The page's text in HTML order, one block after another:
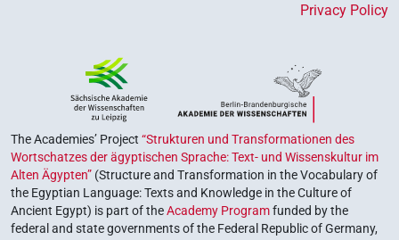
Privacy Policy
The Academies’ Project “Strukturen und Transformationen des
Wortschatzes der ägyptischen Sprache: Text- und Wissenskultur im
Alten Ägypten” (Structure and Transformation in the Vocabulary of
the Egyptian Language: Texts and Knowledge in the Culture of
Ancient Egypt) is part of theAcademy Programfunded by the
federal and state governments of the Federal Republic of Germany,